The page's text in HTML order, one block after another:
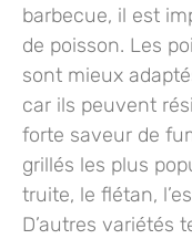
barbecue, il est
de poisson. Les
sont mieux
car ils peuvent
forte saveur de
grillés les plus
truite, le flétan, l’
D’autres variétés